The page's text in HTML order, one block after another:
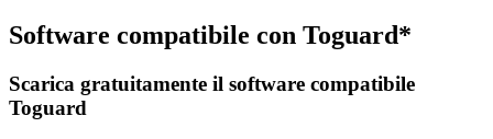
Software compatibile con Toguard*
Scarica gratuitamente il software compatibile
Toguard